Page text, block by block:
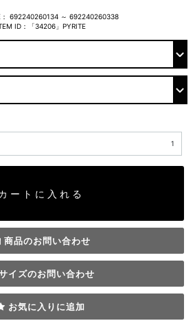
：692240260134 ～ 692240260338
ID：「34206」PYRITE
ートに入れる
商品のお問い合わせ
イズのお問い合わせ
お気に入りに追加